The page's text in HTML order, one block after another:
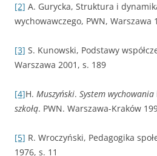
[2] A. Gurycka, Struktura i
wychowawczego, PWN, Warszawa
[3] S. Kunowski, Podstawy
Warszawa 2001, s. 189
[4]H. Muszyński. System wychowania
szkołą. PWN. Warszawa-Kraków
[5] R. Wroczyński, Pedagogika
1976, s. 11